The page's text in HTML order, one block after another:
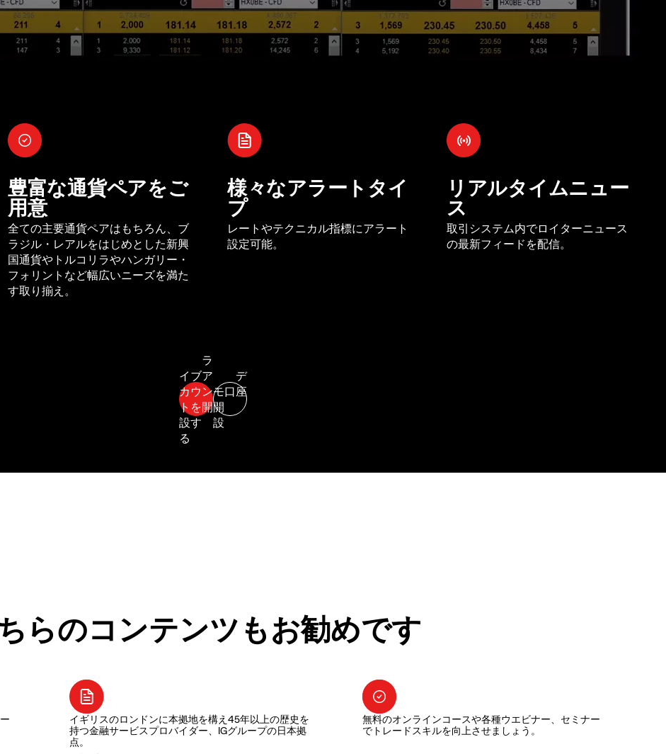
豊富な通貨ペアをご
用意
全ての主要通貨ペアはもちろん、ブ
ラジル・レアルをはじめとした新興
国通貨やトルコリラやハンガリー・
フォリントなど幅広いニーズを満た
す取り揃え。
様々なアラートタイ
プ
レートやテクニカル指標にアラート
設定可能。
リアルタイムニュー
ス
取引システム内でロイターニュース
の最新フィードを配信。
らのコンテンツもお勧めです
イギリスのロンドンに本拠地を構え45年以上の歴史を
持つ金融サービスプロバイダー、IGグループの日本拠
点。
無料のオンラインコースや各種ウエビナー、セミナー
でトレードスキルを向上させましょう。